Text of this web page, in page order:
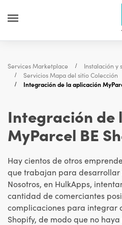
Services Marketplace
Instalación y
Servicios Mapa del sitio Colección
Integración de la aplicación
Integración de
MyParcel BE
Hay cientos de otros
que trabajan para desarrollar
Nosotros, en HulkApps,
cantidad de comerciantes
complicaciones para integrar
Shopify, de modo que no